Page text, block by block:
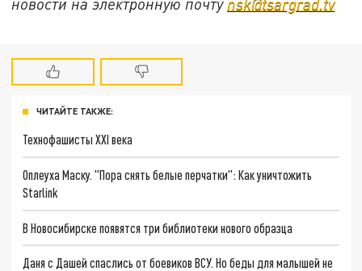
ЧИТАЙТЕ ТАКЖЕ:
Технофашисты XXI века
Оплеуха Маску. "Пора снять белые перчатки": Как уничтожить
Starlink
В Новосибирске появятся три библиотеки нового образца
Даня с Дашей спаслись от боевиков ВСУ. Но беды для малышей не